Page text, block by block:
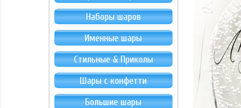
Наборы шаров
Именные шары
Стильные & Приколы
Шары с конфетти
Большие шары